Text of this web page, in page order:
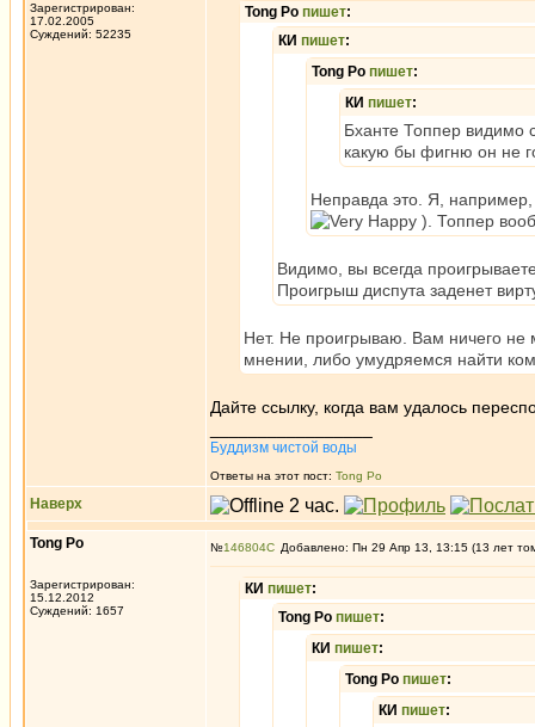
Зарегистрирован:
17.02.2005
Суждений: 52235
Tong Po пишет:
КИ пишет:
Tong Po пишет:
КИ пишет:
Бханте Топпер видимо
какую бы фигню он не
Неправда это. Я,
). Топпер
Видимо, вы всегда
Проигрыш диспута заденет
Нет. Не проигрываю. Вам ничего не
мнении, либо умудряемся найти
Дайте ссылку, когда вам удалось
Буддизм чистой воды
Ответы на этот пост: Tong Po
Наверх
Tong Po
Зарегистрирован:
15.12.2012
Суждений: 1657
№146804 Добавлено: Пн 29 Апр 13, 13:15 (13 лет
КИ пишет:
Tong Po пишет:
КИ пишет:
Tong Po пишет:
КИ пишет: